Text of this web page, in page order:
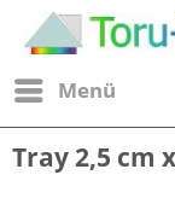
Menü
Tray 2,5 cm